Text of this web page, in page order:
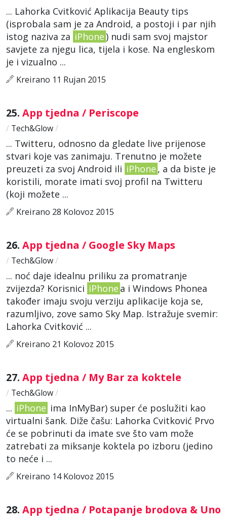
... Lahorka Cvitković Aplikacija Beauty tips
(isprobala sam je za Android, a postoji i par njih
istog naziva za iPhone) nudi sam svoj majstor
savjete za njegu lica, tijela i kose. Na engleskom
je i vizualno ...
Kreirano 11 Rujan 2015
25. App tjedna / Periscope
/ Tech&Glow/
... Twitteru, odnosno da gledate live prijenose
stvari koje vas zanimaju. Trenutno je možete
preuzeti za svoj Android ili iPhone , a da biste je
koristili, morate imati svoj profil na Twitteru
(koji možete ...
Kreirano 28 Kolovoz 2015
26. App tjedna / Google Sky Maps
/ Tech&Glow/
... noć daje idealnu priliku za promatranje
zvijezda? Korisnici iPhone a i Windows Phonea
također imaju svoju verziju aplikacije koja se,
razumljivo, zove samo Sky Map. Istražuje svemir:
Lahorka Cvitković ...
Kreirano 21 Kolovoz 2015
27. App tjedna / My Bar za koktele
/ Tech&Glow/
... iPhone ima InMyBar) super će poslužiti kao
virtualni šank. Diže čašu: Lahorka Cvitković Prvo
će se pobrinuti da imate sve što vam može
zatrebati za miksanje koktela po izboru (jedino
to neće i ...
Kreirano 14 Kolovoz 2015
28. App tjedna / Potapanje brodova & Uno